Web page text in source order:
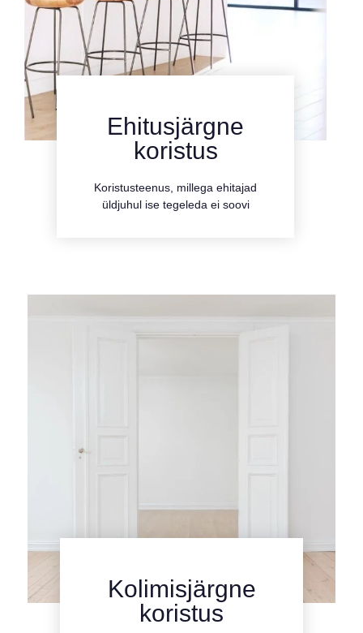
Ehitusjärgne
koristus
Koristusteenus, millega ehitajad
üldjuhul ise tegeleda ei soovi
Tutvu
kliki siia
Kolimisjärgne
koristus
kliki siia